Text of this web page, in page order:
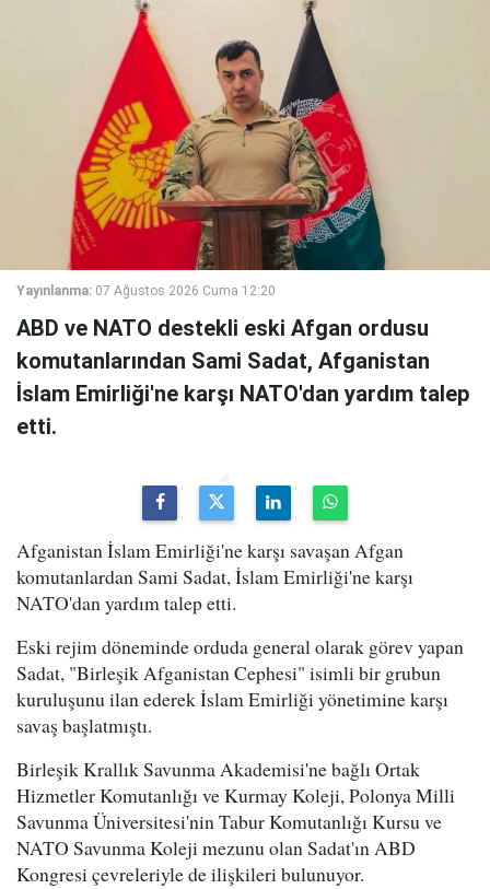
Yayınlanma: 07 Ağustos 2026 Cuma 12:20
ABD ve NATO destekli eski Afgan ordusu
komutanlarından Sami Sadat, Afganistan
İslam Emirliği'ne karşı NATO'dan yardım talep
etti.
Afganistan İslam Emirliği'ne karşı savaşan Afgan
komutanlardan Sami Sadat, İslam Emirliği'ne karşı
NATO'dan yardım talep etti.
Eski rejim döneminde orduda general olarak görev yapan
Sadat, "Birleşik Afganistan Cephesi" isimli bir grubun
kuruluşunu ilan ederek İslam Emirliği yönetimine karşı
savaş başlatmıştı.
Birleşik Krallık Savunma Akademisi'ne bağlı Ortak
Hizmetler Komutanlığı ve Kurmay Koleji, Polonya Milli
Savunma Üniversitesi'nin Tabur Komutanlığı Kursu ve
NATO Savunma Koleji mezunu olan Sadat'ın ABD
Kongresi çevreleriyle de ilişkileri bulunuyor.